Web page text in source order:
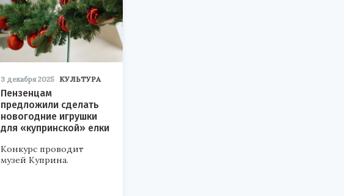
3 декабря 2025 КУЛЬТУРА
Пензенцам
предложили сделать
новогодние игрушки
для «купринской» елки
Конкурс проводит
музей Куприна.